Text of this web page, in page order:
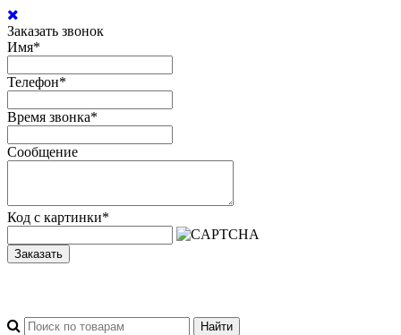
Заказать звонок
Имя*
Телефон*
Время звонка*
Сообщение
Код с картинки*
Заказать